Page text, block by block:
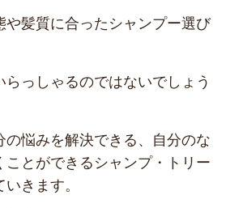
や髪質に合ったシャンプー選び
らっしゃるのではないでしょう
悩みを解決できる、自分のな
ことができるシャンプ・トリー
きます。